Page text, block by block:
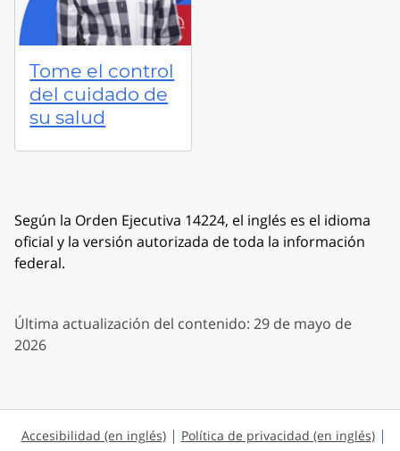
Tome el control
del cuidado de
su salud
Según la Orden Ejecutiva 14224, el inglés es el idioma
oficial y la versión autorizada de toda la información
federal.
Última actualización del contenido: 29 de mayo de
2026
Accesibilidad (en inglés)
Política de privacidad (en inglés)